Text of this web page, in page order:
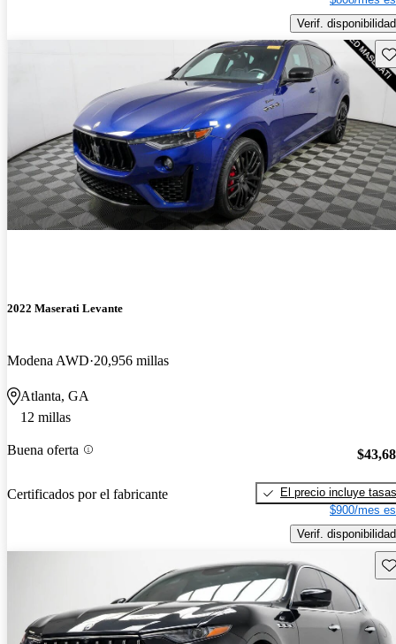
Verif. disponibilidad
2022 Maserati Levante
Modena AWD 20,956 millas
Atlanta, GA
12 millas
Buena oferta
Certificados por el fabricante
El precio incluye tasas
$900/mes
Verif. disponibilidad